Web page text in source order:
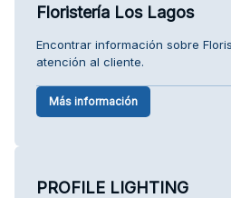
Floristería Los Lagos
Encontrar información sobre
atención al cliente.
Más información
PROFILE LIGHTING